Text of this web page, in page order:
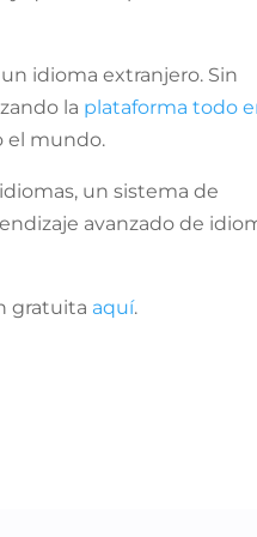
idioma extranjero. Sin
la plataforma todo
el mundo.
un sistema de
avanzado de
gratuita aquí.